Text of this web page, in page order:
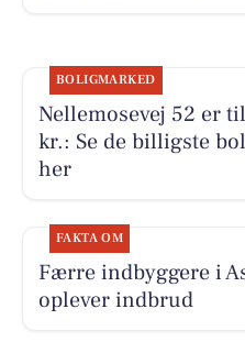
BOLIGMARKED
Nellemosevej 52 er
kr.: Se de billigste
her
FAKTA OM
Færre indbyggere i
oplever indbrud